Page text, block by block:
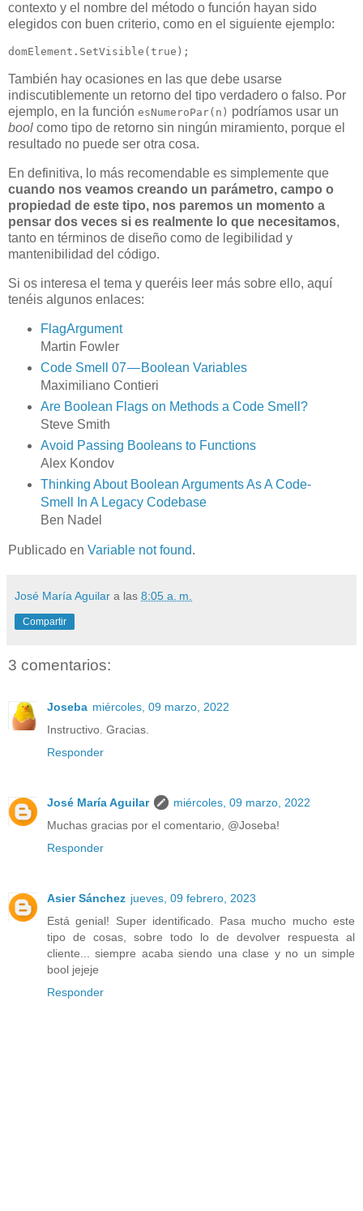
contexto y el nombre del método o función hayan sido
elegidos con buen criterio, como en el siguiente ejemplo:
También hay ocasiones en las que debe usarse
indiscutiblemente un retorno del tipo verdadero o falso. Por
ejemplo, en la función esNumeroPar(n) podríamos usar un
bool como tipo de retorno sin ningún miramiento, porque el
resultado no puede ser otra cosa.
En definitiva, lo más recomendable es simplemente que
cuando nos veamos creando un parámetro, campo o
propiedad de este tipo, nos paremos un momento a
pensar dos veces si es realmente lo que necesitamos,
tanto en términos de diseño como de legibilidad y
mantenibilidad del código.
Si os interesa el tema y queréis leer más sobre ello, aquí
tenéis algunos enlaces:
FlagArgument
Martin Fowler
Code Smell 07 — Boolean Variables
Maximiliano Contieri
Are Boolean Flags on Methods a Code Smell?
Steve Smith
Avoid Passing Booleans to Functions
Alex Kondov
Thinking About Boolean Arguments As A Code-
Smell In A Legacy Codebase
Ben Nadel
Publicado en Variable not found.
José María Aguilar a las 8:05 a. m.
Compartir
3 comentarios:
Joseba miércoles, 09 marzo, 2022
Instructivo. Gracias.
Responder
José María Aguilar
miércoles, 09 marzo, 2022
Muchas gracias por el comentario, @Joseba!
Responder
Asier Sánchez jueves, 09 febrero, 2023
Está genial! Super identificado. Pasa mucho mucho este
tipo de cosas, sobre todo lo de devolver respuesta al
cliente... siempre acaba siendo una clase y no un simple
bool jejeje
Responder